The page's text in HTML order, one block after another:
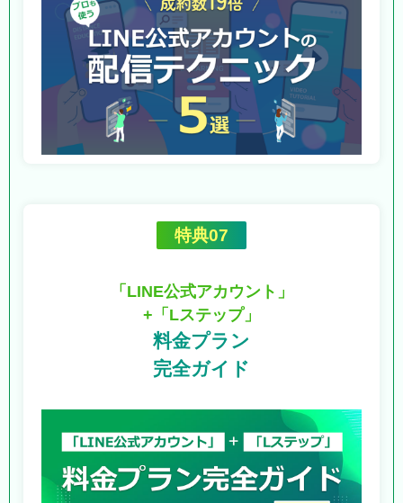
特典07
「LINE公式アカウント」
+「Lステップ」
料金プラン
完全ガイド